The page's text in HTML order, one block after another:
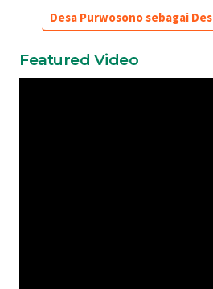
Desa Purwosono sebagai
Featured Video